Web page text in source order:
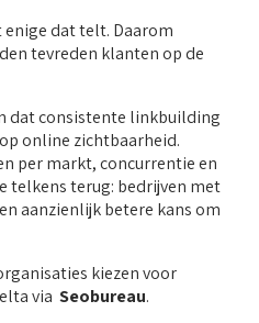
dat telt. Daarom
tevreden klanten op de
dat consistente linkbuilding
online zichtbaarheid.
per markt, concurrentie en
telkens terug: bedrijven met
aanzienlijk betere kans om
kiezen voor
via Seobureau.